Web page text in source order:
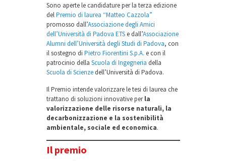
Sono aperte le candidature per la terza edizione
delPremio di laurea “Matteo Cazzola”
promosso dall’Associazione degli Amici
dell’Università di Padova ETSe dall’Associazione
Alumni dell’Università degli Studi di Padova, con
il sostegno di Pietro Fiorentini S.p.A. e con il
patrocinio della Scuola di Ingegneria della
Scuola di Scienzedell’Università di Padova.
Il Premio intende valorizzare le tesi di laurea che
trattano di soluzioni innovative perla
valorizzazione delle risorse naturali, la
decarbonizzazione e la sostenibilità
ambientale, sociale ed economica.
Il premio